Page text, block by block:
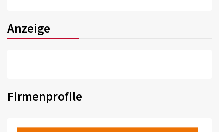
Anzeige
Firmenprofile